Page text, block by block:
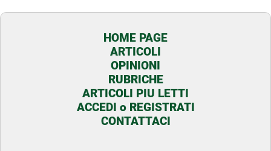
HOME PAGE
ARTICOLI
OPINIONI
RUBRICHE
ARTICOLI PIU LETTI
ACCEDI o REGISTRATI
CONTATTACI